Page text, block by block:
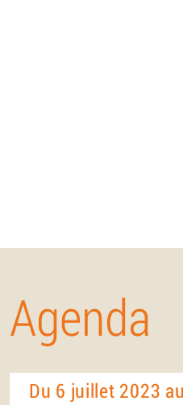
Agenda
Du 6 juillet 2023